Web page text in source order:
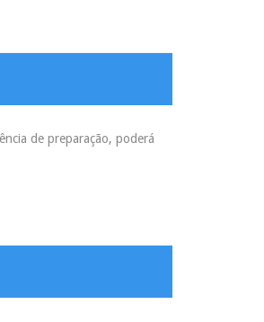
de preparação, poderá